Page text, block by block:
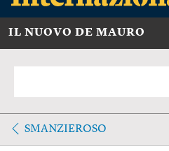
IL NUOVO DE MAURO
SMANZIEROSO